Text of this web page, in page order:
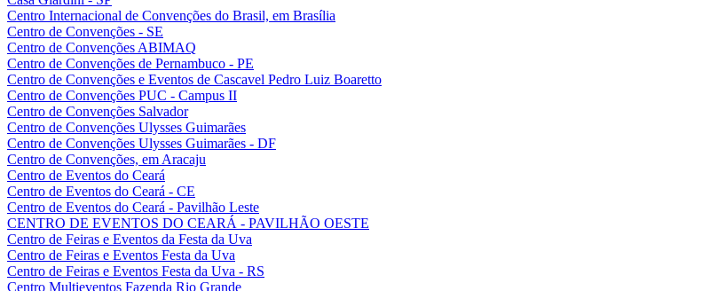
Centro Internacional de Convenções do Brasil, em Brasília
Centro de Convenções - SE
Centro de Convenções ABIMAQ
Centro de Convenções de Pernambuco - PE
Centro de Convenções e Eventos de Cascavel Pedro Luiz Boaretto
Centro de Convenções PUC - Campus II
Centro de Convenções Salvador
Centro de Convenções Ulysses Guimarães
Centro de Convenções Ulysses Guimarães - DF
Centro de Convenções, em Aracaju
Centro de Eventos do Ceará
Centro de Eventos do Ceará - CE
Centro de Eventos do Ceará - Pavilhão Leste
CENTRO DE EVENTOS DO CEARÁ - PAVILHÃO OESTE
Centro de Feiras e Eventos da Festa da Uva
Centro de Feiras e Eventos Festa da Uva
Centro de Feiras e Eventos Festa da Uva - RS
Centro Multieventos Fazenda Rio Grande